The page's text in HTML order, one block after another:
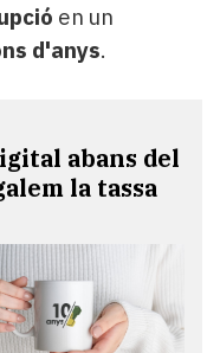
en un
d'anys.
abans del
la tassa